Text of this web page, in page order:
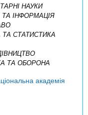
НАУКИ
ТА ІНФОРМАЦІЯ
СТАТИСТИКА
ТА ОБОРОНА
академія